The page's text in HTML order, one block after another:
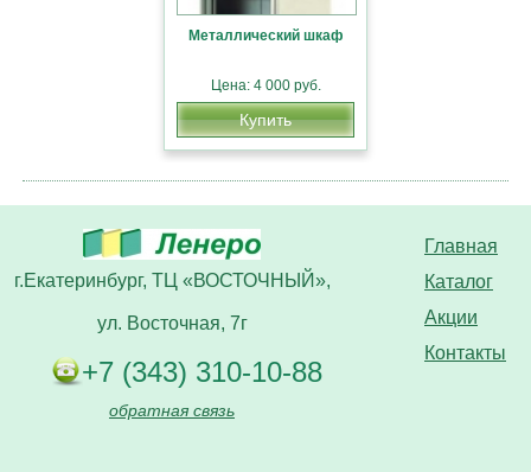
Металлический шкаф
Цена: 4 000 руб.
Купить
Главная
Каталог
Акции
Контакты
г.Екатеринбург, ТЦ «ВОСТОЧНЫЙ»,
ул. Восточная, 7г
+7 (343) 310-10-88
обратная связь